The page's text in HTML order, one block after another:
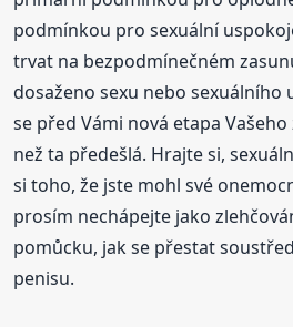
podmínkou pro sexuální
trvat na bezpodmínečném
dosaženo sexu nebo sexuálního
se před Vámi nová etapa
než ta předešlá. Hrajte si,
si toho, že jste mohl své
prosím nechápejte jako
pomůcku, jak se přestat
penisu.